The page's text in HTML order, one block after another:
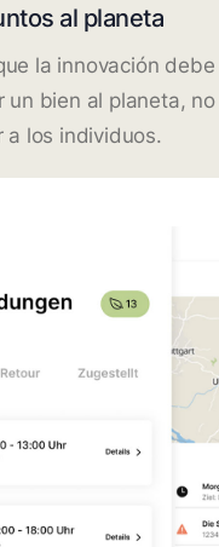
al planeta
la innovación
un bien al planeta, no
a los individuos.